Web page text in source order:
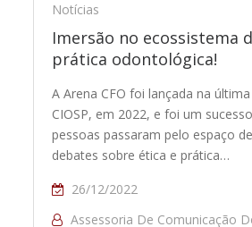
Notícias
Imersão no ecossistema
prática odontológica!
A Arena CFO foi lançada na
CIOSP, em 2022, e foi um
pessoas passaram pelo espaço
debates sobre ética e prática…
26/12/2022
Assessoria De Comunicação